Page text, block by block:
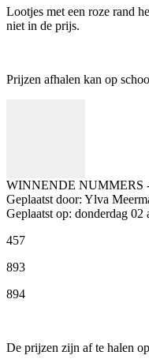
Lootjes met een roze rand
niet in de prijs.
Prijzen afhalen kan op
WINNENDE NUMMERS
Geplaatst door: Ylva
Geplaatst op: donderdag 02
457
893
894
De prijzen zijn af te halen